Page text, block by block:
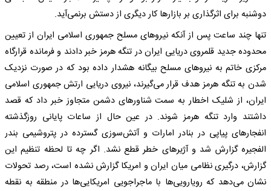
دوشنبه برای اثرگذاری بر بازار‌ها کار دیگری از دستش برنمی‌آید.
تنها چند ساعت پس از آنکه نیرو‌های مسلح جمهوری اسلامی ایران از تعیین
محدوده جدید قلمروی دریایی ایران در تنگه هرمز خبر دادند و فرمانده قرارگاه
مرکزی خاتم به نیرو‌های مسلح بیگانه هشدار داده بود که در صورت نزدیک
شدن به تنگه هرمز هدف قرار می‌گیرند، نیروی دریایی ارتش جمهوری اسلامی
ایران، از شلیک اخطار به سمت شناور‌های دشمن متجاوز خبر داد که قصد
داشتند وارد تنگه هرمز شوند. در عین حال از ساعات پایانی روزگذشته
انفجار‌های پیاپی در بنادر امارات و آتش‌سوزی گسترده در پتروشیمی بندر
الفجیره گزارش شد و آژیر‌های خطر قطع نشد. اگر چه تا لحظه تنظیم این
گزارش، درگیری نظامی میان ایران و امریکا گزارش نشده است، رصد تحولات
نشان می‌دهد که رویارویی‌ها با ماجراجویی امریکایی‌ها در منطقه به نقطه